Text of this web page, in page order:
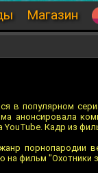
Магазин
в популярном
анонсировала
Кадр из
порнопародии
на фильм "Охотники